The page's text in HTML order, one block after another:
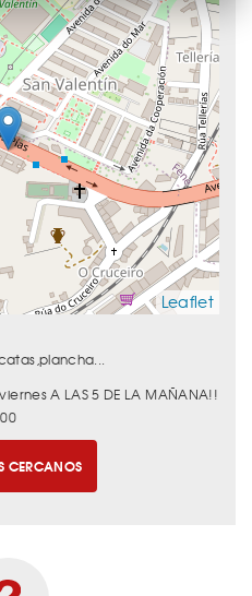
Leaflet
A LAS 5 DE LA MAÑANA!!
CERCANOS